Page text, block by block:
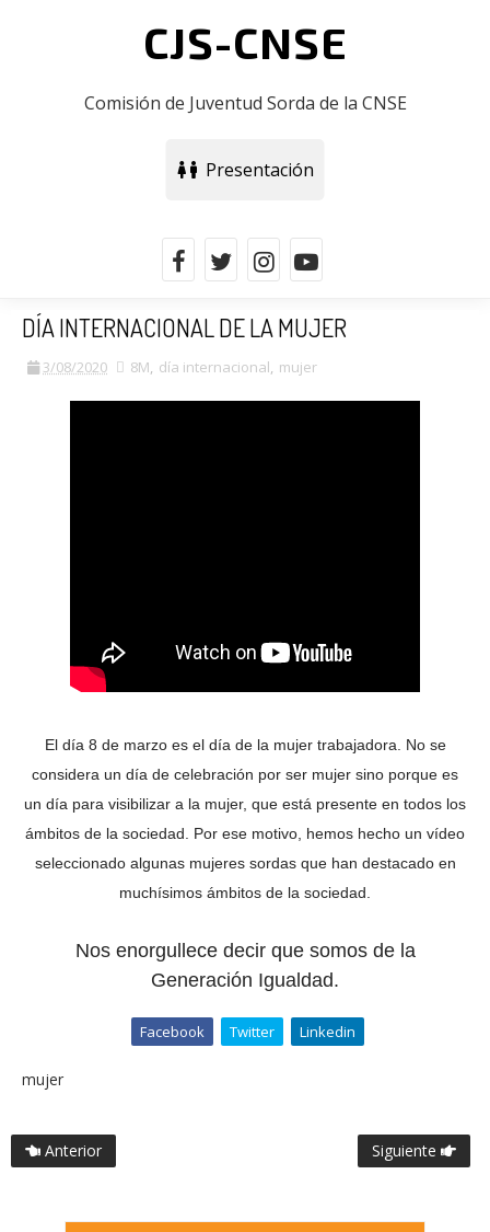
CJS-CNSE
Comisión de Juventud Sorda de la CNSE
Presentación
DÍA INTERNACIONAL DE LA MUJER
3/08/2020 8M, día internacional, mujer
El día 8 de marzoes el día de la mujer trabajadora. No se
considera un día de celebración por ser mujer sino porque es
un día para visibilizar a la mujer, que está presente en todos los
ámbitos de la sociedad. Por ese motivo, hemos hecho un vídeo
seleccionado algunas mujeres sordas que han destacado en
muchísimos ámbitos de la sociedad.
Nos enorgullece decir que somos de la
Generación Igualdad.
Facebook Twitter Linkedin
mujer
Anterior Siguiente